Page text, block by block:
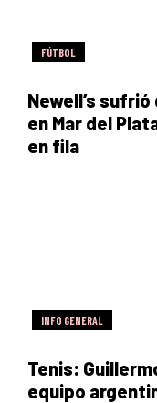
FÚTBOL
Newell’s
en Mar del
en fila
INFO GENERAL
Tenis:
equipo